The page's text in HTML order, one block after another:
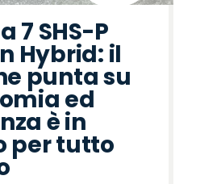
7 SHS-P
Hybrid: il
punta su
ed
è in
per tutto